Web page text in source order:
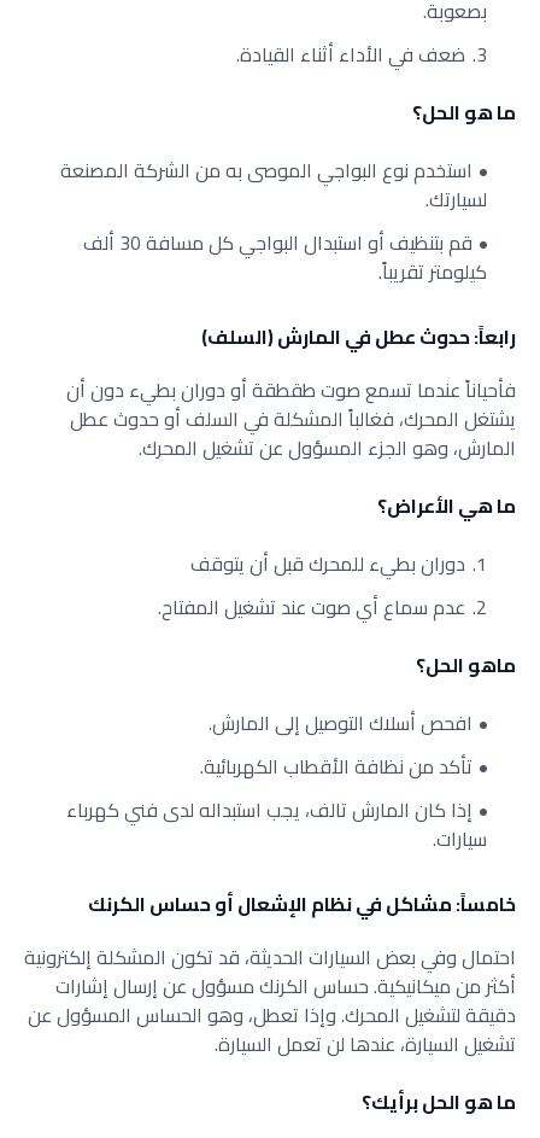
بصعوبة.
ضعف في الأداء أثناء القيادة.
ما هو الحل؟
استخدم نوع البواجي الموصى به من الشركة المصنعة
لسيارتك.
قم بتنظيف أو استبدال البواجي كل مسافة 30 ألف
كيلومتر تقريباً.
رابعاً: حدوث عطل في المارش (السلف)
فأحياناً عندما تسمع صوت طقطقة أو دوران بطيء دون أن
يشتغل المحرك، فغالباً المشكلة في السلف أو حدوث عطل
المارش، وهو الجزء المسؤول عن تشغيل المحرك.
ما هي الأعراض؟
دوران بطيء للمحرك قبل أن يتوقف
عدم سماع أي صوت عند تشغيل المفتاح.
ماهو الحل؟
افحص أسلاك التوصيل إلى المارش.
تأكد من نظافة الأقطاب الكهربائية.
إذا كان المارش تالف، يجب استبداله لدى فني كهرباء
سيارات.
خامساً: مشاكل في نظام الإشعال أو حساس الكرنك
احتمال وفي بعض السيارات الحديثة، قد تكون المشكلة إلكترونية
أكثر من ميكانيكية. حساس الكرنك مسؤول عن إرسال إشارات
دقيقة لتشغيل المحرك. وإذا تعطل، وهو الحساس المسؤول عن
تشغيل السيارة، عندها لن تعمل السيارة.
ما هو الحل برأيك؟